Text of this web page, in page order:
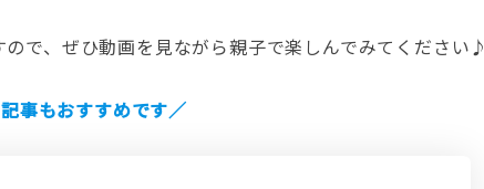
で、ぜひ動画を見ながら親子で楽しんでみてください♪
事もおすすめです／